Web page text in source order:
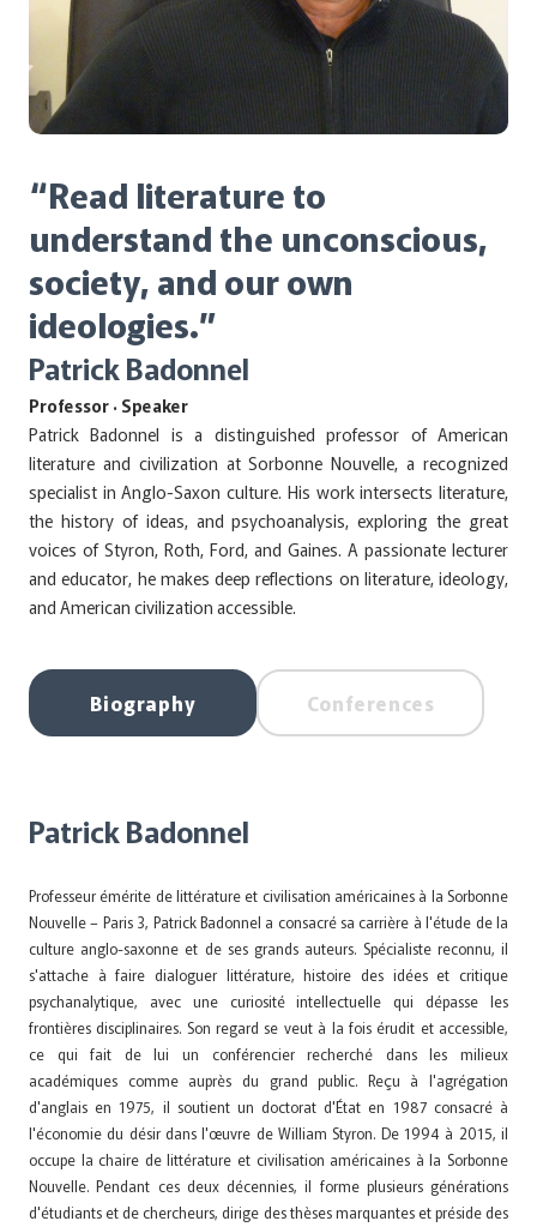
“Read literature to
understand the unconscious,
society, and our own
ideologies.”
Patrick Badonnel
Professor · Speaker
Patrick Badonnel is a distinguished professor of American
literature and civilization at Sorbonne Nouvelle, a recognized
specialist in Anglo-Saxon culture. His work intersects literature,
the history of ideas, and psychoanalysis, exploring the great
voices of Styron, Roth, Ford, and Gaines. A passionate lecturer
and educator, he makes deep reflections on literature, ideology,
and American civilization accessible.
Biography Conferences
Patrick Badonnel
Professeur émérite de littérature et civilisation américaines à la Sorbonne
Nouvelle – Paris 3, Patrick Badonnel a consacré sa carrière à l'étude de la
culture anglo-saxonne et de ses grands auteurs. Spécialiste reconnu, il
s'attache à faire dialoguer littérature, histoire des idées et critique
psychanalytique, avec une curiosité intellectuelle qui dépasse les
frontières disciplinaires. Son regard se veut à la fois érudit et accessible,
ce qui fait de lui un conférencier recherché dans les milieux
académiques comme auprès du grand public. Reçu à l'agrégation
d'anglais en 1975, il soutient un doctorat d'État en 1987 consacré à
l'économie du désir dans l'œuvre de William Styron. De 1994 à 2015, il
occupe la chaire de littérature et civilisation américaines à la Sorbonne
Nouvelle. Pendant ces deux décennies, il forme plusieurs générations
d'étudiants et de chercheurs, dirige des thèses marquantes et préside des